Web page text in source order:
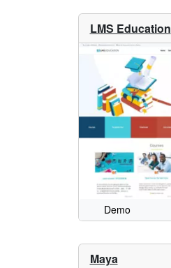
LMS Education
Demo
Maya